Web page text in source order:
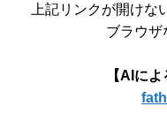
上記リンクが開け
ブラウザ
【AIに